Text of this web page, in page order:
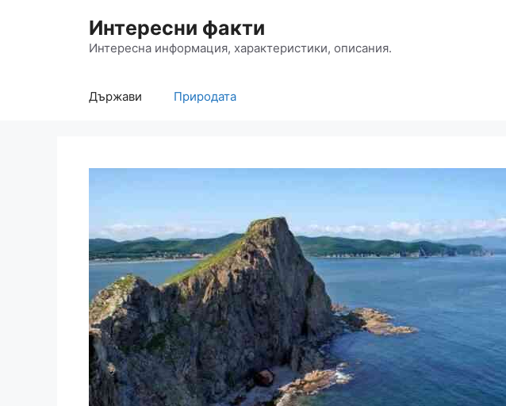
съдържаниетоИнтересни факти
Интересна информация, характеристики, описания.
Държави Природата